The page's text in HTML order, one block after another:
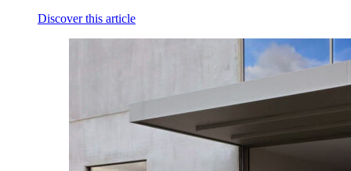
Discover this article